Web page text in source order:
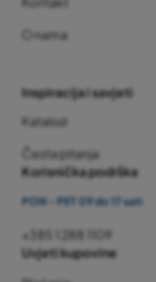
O nama
Inspiracija i savjeti
Katalozi
Česta pitanja
Korisnička podrška
PON - PET 09 do 17 sati
+385 1 288 1109
Uvjeti kupovine